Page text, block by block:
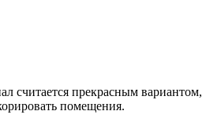
считается прекрасным вариантом,
помещения.